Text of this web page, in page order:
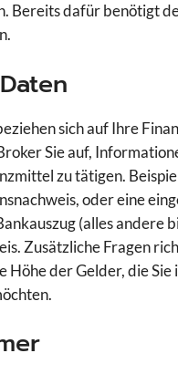
Bereits dafür benötigt
sich auf Ihre
Sie auf,
zu tätigen.
oder eine
(alles andere
Zusätzliche Fragen
Höhe der Gelder, die Sie